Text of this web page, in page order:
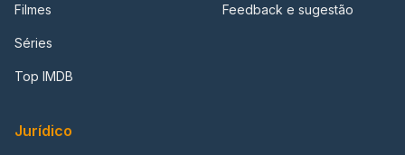
Filmes
Séries
Top IMDB
Feedback e sugestão
Jurídico